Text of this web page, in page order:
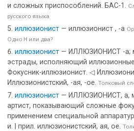
и сложных приспособлений. БАС-1.
русского языка
иллюзионист — иллюзионист , -а
Одно Н или два?
иллюзионист — ИЛЛЮЗИОНИСТ -а;
эстрады, исполняющий
Фокусник-иллюзионист. ◁
Иллюзионистский, -ая, -ое. Толковый
иллюзионист — ИЛЛЮЗИОНИСТ, а,
артист, показывающий сложные
применением специальной
и. | прил. иллюзионистский, ая, ое.